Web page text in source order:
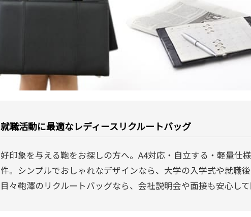
就職活動に最適なレディースリクルートバッグ
好印象を与える鞄をお探しの方へ。A4対応・自立する・軽量仕
件。シンプルでおしゃれなデザインなら、大学の入学式や就職
目々鞄澤のリクルートバッグなら、会社説明会や面接も安心し